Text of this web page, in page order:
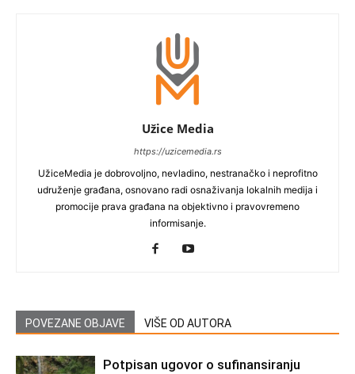
Užice Media
https://uzicemedia.rs
UžiceMedia je dobrovoljno, nevladino, nestranačko i neprofitno
udruženje građana, osnovano radi osnaživanja lokalnih medija i
promocije prava građana na objektivno i pravovremeno
informisanje.
POVEZANE OBJAVE VIŠE OD AUTORA
Potpisan ugovor o sufinansiranju